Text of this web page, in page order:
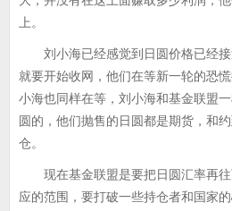
上。
刘小海已经感觉到日圆价格已经接
就要开始收网，他们在等新一轮的恐
小海也同样在等，刘小海和基金联盟
圆的，他们抛售的日圆都是期货，和
仓。
现在基金联盟是要把日圆汇率再往
应的范围，要打破一些持仓者和国家